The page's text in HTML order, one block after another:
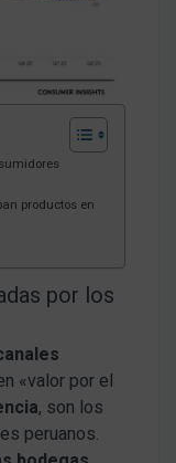
productos en
por los
«valor por el
, son los
peruanos.